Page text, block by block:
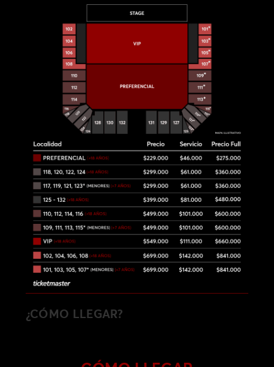
¿CÓMO LLEGAR?